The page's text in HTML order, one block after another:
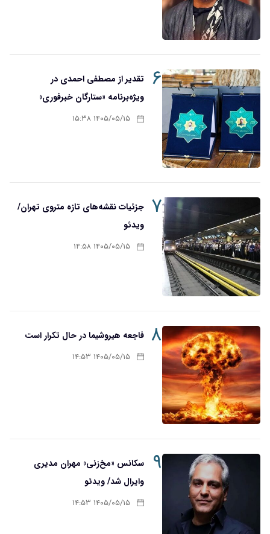
۶
تقدیر از مصطفی احمدی در
ویژه‌برنامه «ستارگان خبرفوری»
۱۴۰۵/۰۵/۱۵ ۱۵:۳۸
۷ جزئیات نقشه‌های تازه متروی تهران/
ویدئو
۱۴۰۵/۰۵/۱۵ ۱۴:۵۸
۸ فاجعه هیروشیما در حال تکرار است
۱۴۰۵/۰۵/۱۵ ۱۴:۵۳
۹
سکانس «مخ‌زنی» مهران مدیری
وایرال شد/ ویدئو
۱۴۰۵/۰۵/۱۵ ۱۴:۵۳